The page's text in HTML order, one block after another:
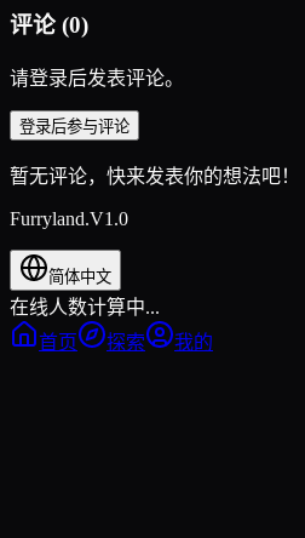
评论 (0)
请登录后发表评论。
登录后参与评论
暂无评论，快来发表你的想法吧！
Furryland.V1.0
简体中文
在线人数计算中...
首页
探索 我的